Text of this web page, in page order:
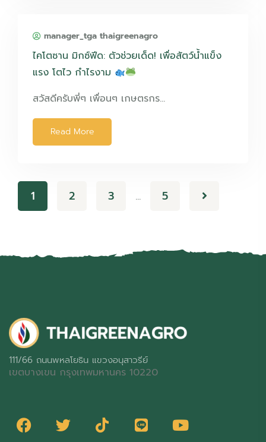
manager_tga thaigreenagro
ไคโตซาน มิกซ์ฟีด: ตัวช่วยเด็ด! เพื่อสัตว์น้ำแข็ง
แรง โตไว กำไรงาม
สวัสดีครับพี่ๆ เพื่อนๆ เกษตรกร…
Read More
1 2 3 … 5
111/66 ถนนพหลโยธิน แขวงอนุสาวรีย์
เขตบางเขน กรุงเทพมหานคร 10220